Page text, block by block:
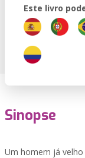
Este livro
Sinopse
Um homem já